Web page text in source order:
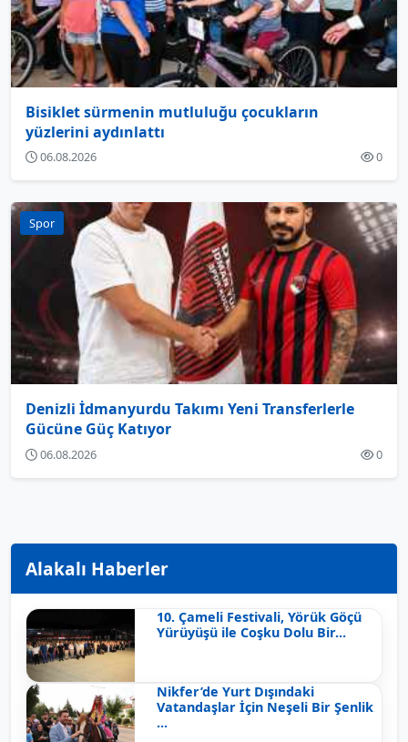
Bisiklet sürmenin mutluluğu çocukların
yüzlerini aydınlattı
06.08.2026 0
Spor
Denizli İdmanyurdu Takımı Yeni Transferlerle
Gücüne Güç Katıyor
06.08.2026 0
Alakalı Haberler
10. Çameli Festivali, Yörük Göçü
Yürüyüşü ile Coşku Dolu Bir...
Nikfer’de Yurt Dışındaki
Vatandaşlar İçin Neşeli Bir Şenlik
...